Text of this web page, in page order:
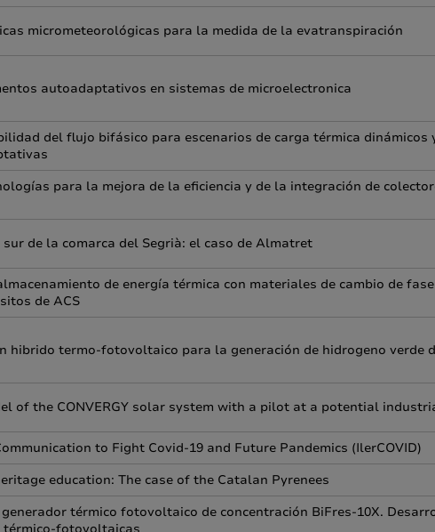
micrometeorológicas para la medida de la evatranspiración
autoadaptativos en sistemas de microelectronica
del flujo bifásico para escenarios de carga térmica dinámicos
para la mejora de la eficiencia y de la integración de
de la comarca del Segrià: el caso de Almatret
de energía térmica con materiales de cambio de
de ACS
hibrido termo-fotovoltaico para la generación de hidrogeno verde
of the CONVERGY solar system with a pilot at a potential
to Fight Covid-19 and Future Pandemics (IlerCOVID)
education: The case of the Catalan Pyrenees
térmico fotovoltaico de concentración BiFres-10X.